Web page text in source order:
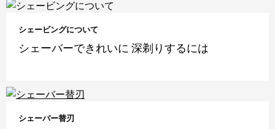
シェービングについて
シェーバーできれいに 深剃りするには
シェーバー替刃